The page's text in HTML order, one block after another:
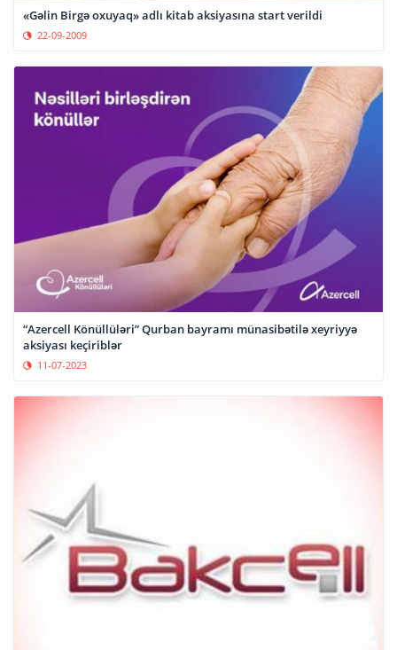
«Gəlin Birgə oxuyaq» adlı kitab aksiyasına start verildi
22-09-2009
“Azercell Könüllüləri” Qurban bayramı münasibətilə xeyriyyə
aksiyası keçiriblər
11-07-2023